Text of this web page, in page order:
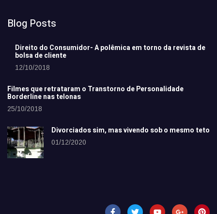
Blog Posts
Direito do Consumidor- A polêmica em torno da revista de
bolsa de cliente
12/10/2018
Filmes que retrataram o Transtorno de Personalidade
Borderline nas telonas
25/10/2018
Divorciados sim, mas vivendo sob o mesmo teto
01/12/2020